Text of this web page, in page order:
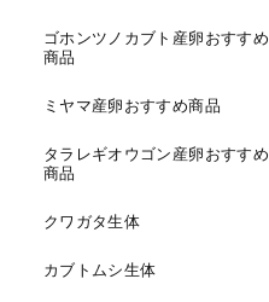
ゴホンツノカブト産卵おすすめ
商品
ミヤマ産卵おすすめ商品
タラレギオウゴン産卵おすすめ
商品
クワガタ生体
カブトムシ生体